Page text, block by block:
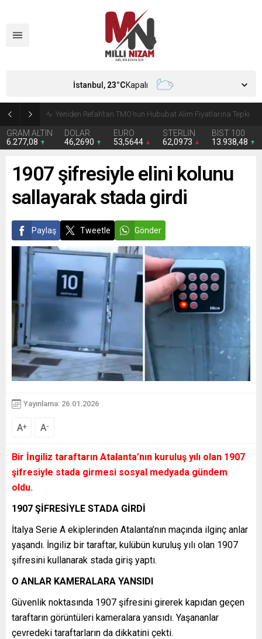
CHP’de Günaydın ve Başarır’ın grup başkanvekilliği düştü
GRAM ALTIN
6.277,08
DOLAR
46,2690
EURO
53,5644
STERLİN
62,0973
BIST 100
13.938,48
İstanbul, 23°CKapalı
1907 şifresiyle elini kolunu
sallayarak stada girdi
Paylaş Tweetle Gönder
Yayınlama: 26.01.2026
A+ A-
Bir İngiliz taraftarın Atalanta’nın kuruluş yılı olan 1907
şifresiyle stada girmesi sosyal medyada gündem
oldu.
1907 ŞİFRESİYLE STADA GİRDİ
İtalya Serie A ekiplerinden Atalanta’nın maçında ilginç anlar
yaşandı. İngiliz bir taraftar, kulübün kuruluş yılı olan 1907
şifresini kullanarak stada giriş yaptı.
O ANLAR KAMERALARA YANSIDI
Güvenlik noktasında 1907 şifresini girerek kapıdan geçen
taraftarın görüntüleri kameralara yansıdı. Yaşananlar
çevredeki taraftarların da dikkatini çekti.